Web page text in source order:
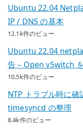
Ubuntu 22.04
IP / DNS の基本
12.1k件のビュー
Ubuntu 22.04
告 – Open vSwitch
10.5k件のビュー
NTP トラブル時に
timesyncd の整理
8.4k件のビュー